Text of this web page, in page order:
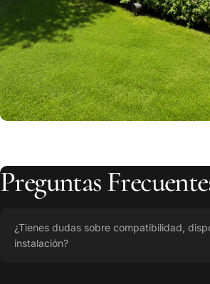
Preguntas
¿Tienes dudas sobre compatibilidad,
instalación?